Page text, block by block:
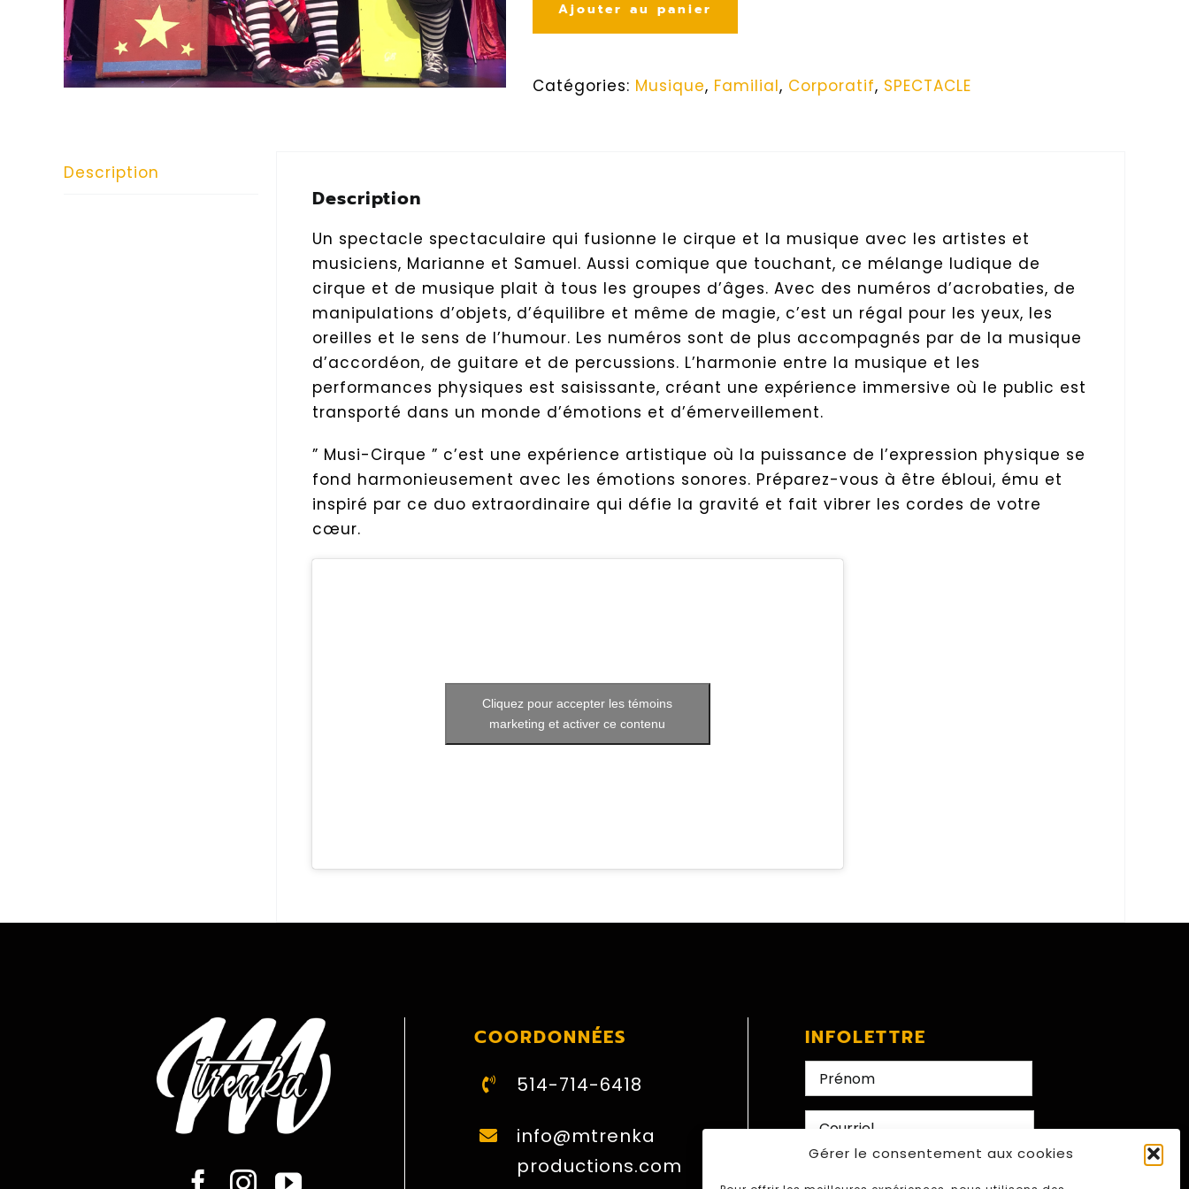
Gérer le consentement aux cookies
Ajouter au panier
Catégories: Musique, Familial, Corporatif, SPECTACLE
Description
Description
Un spectacle spectaculaire qui fusionne le cirque et la musique avec les artistes et
musiciens, Marianne et Samuel. Aussi comique que touchant, ce mélange ludique de
cirque et de musique plait à tous les groupes d’âges. Avec des numéros d’acrobaties, de
manipulations d’objets, d’équilibre et même de magie, c’est un régal pour les yeux, les
oreilles et le sens de l’humour. Les numéros sont de plus accompagnés par de la musique
d’accordéon, de guitare et de percussions. L’harmonie entre la musique et les
performances physiques est saisissante, créant une expérience immersive où le public est
transporté dans un monde d’émotions et d’émerveillement.
” Musi-Cirque ” c’est une expérience artistique où la puissance de l’expression physique se
fond harmonieusement avec les émotions sonores. Préparez-vous à être ébloui, ému et
inspiré par ce duo extraordinaire qui défie la gravité et fait vibrer les cordes de votre
cœur.
Cliquez pour accepter les témoins
marketing et activer ce contenu
COORDONNÉES
514-714-6418
info@mtrenka
productions.com
INFOLETTRE
Nom
Prénom
E-
mail